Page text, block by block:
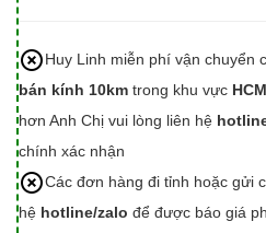
Huy Linh miễn phí vận chuyển
bán kính 10km trong khu vực HCM
hơn Anh Chị vui lòng liên hệ
chính xác nhận
Các đơn hàng đi tỉnh hoặc gửi
hệ hotline/zalo để được báo giá